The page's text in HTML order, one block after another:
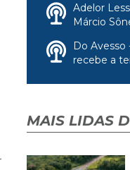
Adelor
Márcio
Do Avesso
recebe a
MAIS LIDAS